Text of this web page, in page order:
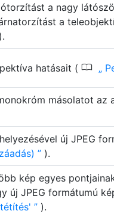
a nagy
a
).
hatásait ( 0
másolatot az
új JPEG
).
kép egyes
új JPEG formátumú
).